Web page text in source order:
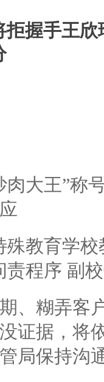
拒握手王
肉大王”称
殊教育学
责程序 副
、糊弄客
证据，将
局保持沟